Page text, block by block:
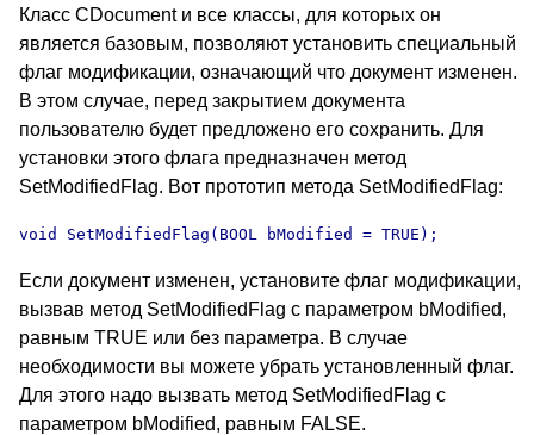
Класс CDocument и все классы, для которых он
является базовым, позволяют установить специальный
флаг модификации, означающий что документ изменен.
В этом случае, перед закрытием документа
пользователю будет предложено его сохранить. Для
установки этого флага предназначен метод
SetModifiedFlag. Вот прототип метода SetModifiedFlag:
void SetModifiedFlag(BOOL bModified = TRUE);
Если документ изменен, установите флаг модификации,
вызвав метод SetModifiedFlag с параметром bModified,
равным TRUE или без параметра. В случае
необходимости вы можете убрать установленный флаг.
Для этого надо вызвать метод SetModifiedFlag с
параметром bModified, равным FALSE.